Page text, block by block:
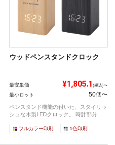
ウッドペンスタンドクロック
最安単価 ¥1,805.1 (税込)〜
最小ロット 50個〜
ペンスタンド機能の付いた、スタイリッ
シュな木製LEDクロック。 時計部分は
フルカラー印刷 1色印刷